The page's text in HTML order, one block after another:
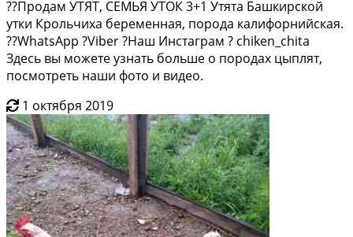
??Продам УТЯТ, СЕМЬЯ УТОК 3+1 Утята Башкирской
утки Крольчиха беременная, порода калифорнийская.
??WhatsApp ?Viber ?Наш Инстаграм ? chiken_chita
Здесь вы можете узнать больше о породах цыплят,
посмотреть наши фото и видео.
1 октября 2019